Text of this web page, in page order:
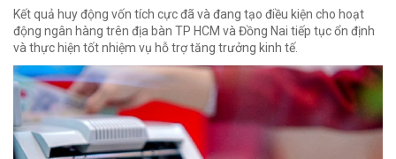
Kết quả huy động vốn tích cực đã và đang tạo điều kiện cho hoạt
động ngân hàng trên địa bàn TP HCM và Đồng Nai tiếp tục ổn định
và thực hiện tốt nhiệm vụ hỗ trợ tăng trưởng kinh tế.